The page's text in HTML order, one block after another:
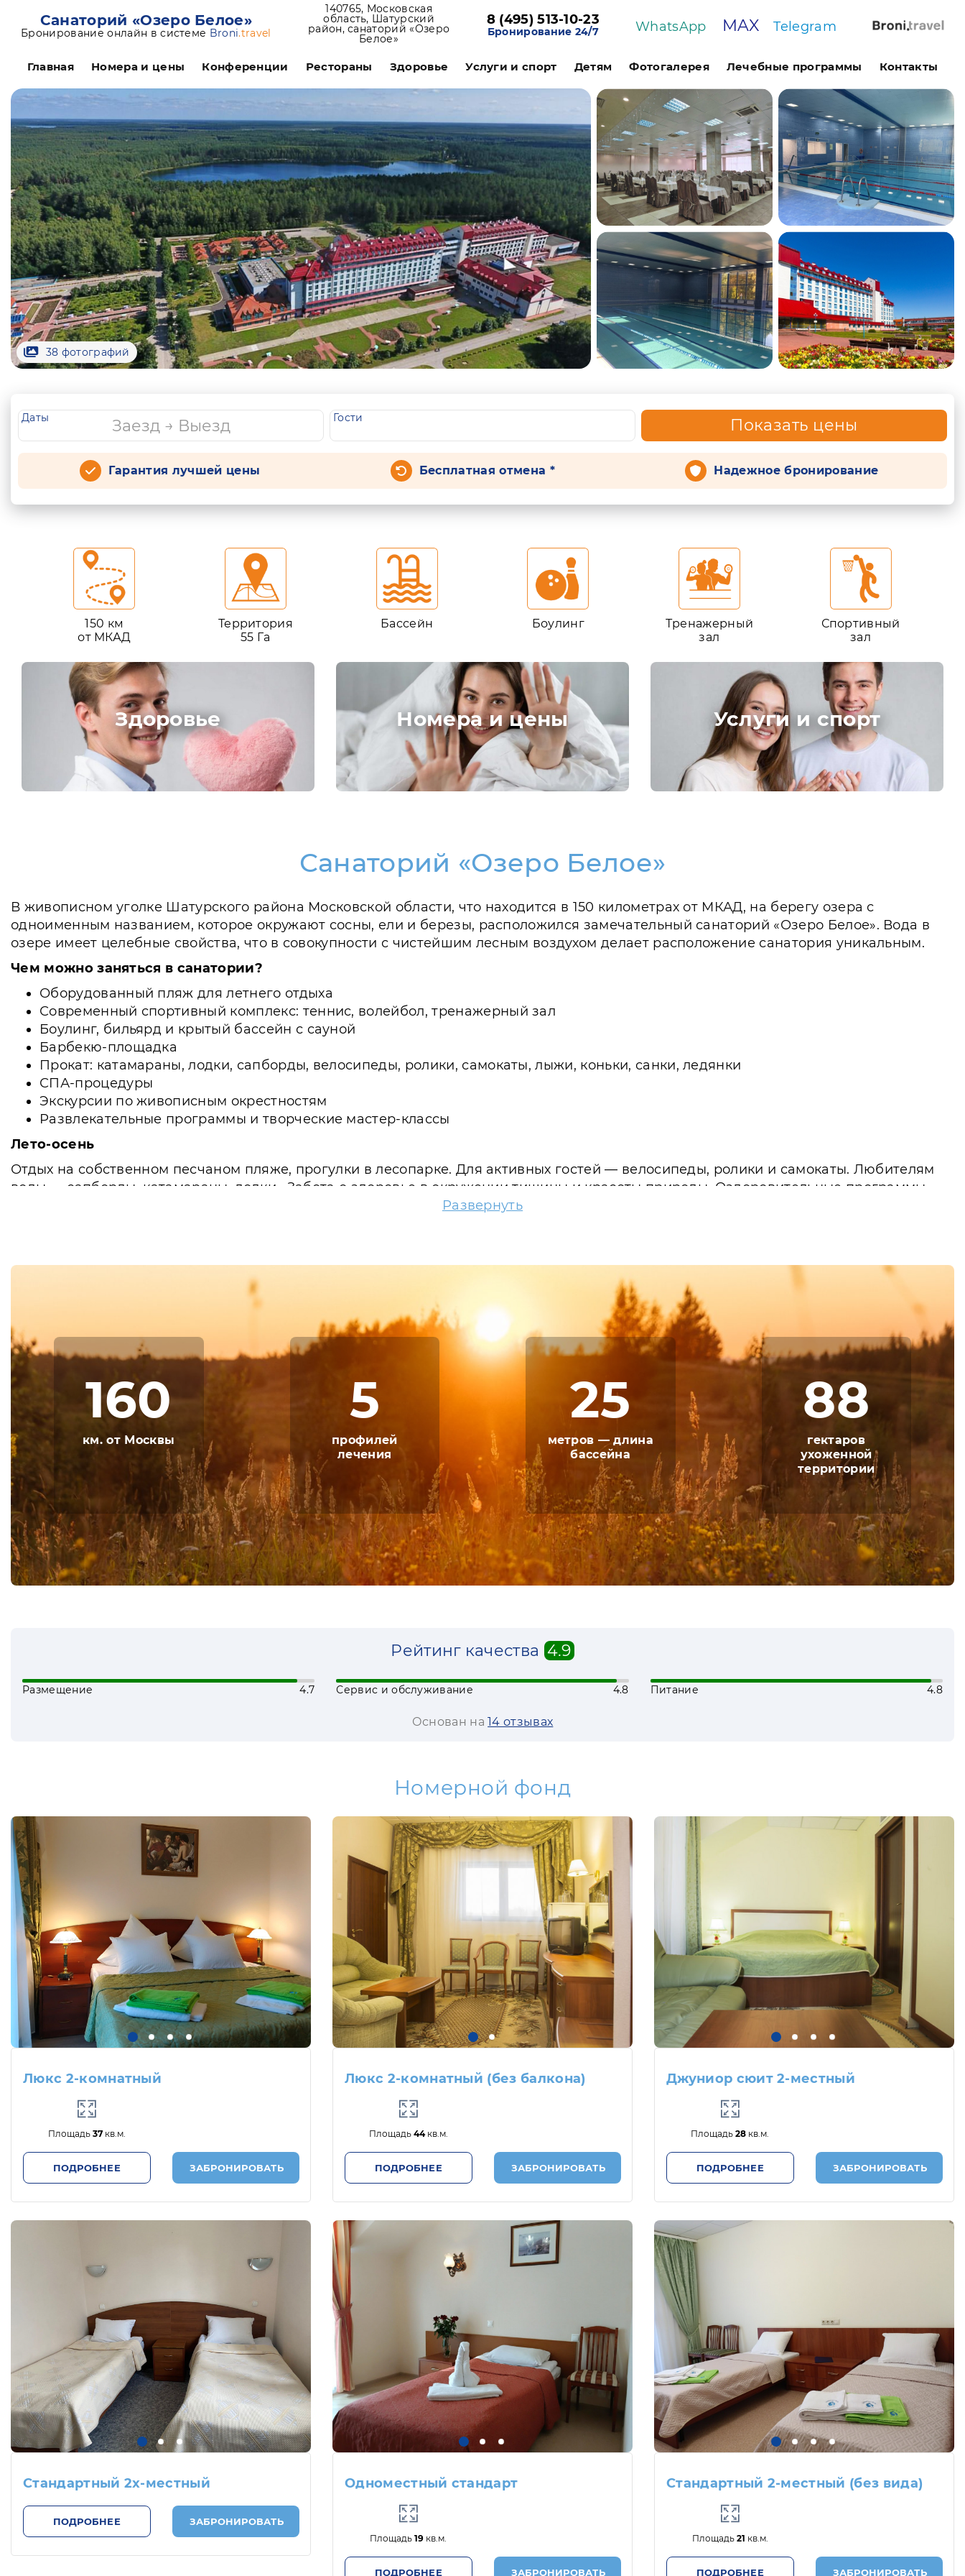
Санаторий «Озеро Белое»
Бронирование онлайн в системе Broni.travel
140765, Московская
область, Шатурский
район, санаторий «Озеро
Белое»
8 (495) 513-10-23
Бронирование 24/7 WhatsApp MAX Telegram
Главная Номера и цены Конференции Рестораны Здоровье Услуги и спорт Детям Фотогалерея Лечебные программы Контакты
38 фотографий
Даты Гости Показать цены
Гарантия лучшей цены Бесплатная отмена * Надежное бронирование
150 км
от МКАД
Территория
55 Га
Бассейн Боулинг
Тренажерный
зал
Спортивный
зал
Здоровье Номера и цены Услуги и спорт
Санаторий «Озеро Белое»
В живописном уголке Шатурского района Московской области, что находится в 150 километрах от МКАД, на берегу озера с
одноименным названием, которое окружают сосны, ели и березы, расположился замечательный санаторий «Озеро Белое». Вода в
озере имеет целебные свойства, что в совокупности с чистейшим лесным воздухом делает расположение санатория уникальным.
Чем можно заняться в санатории?
Оборудованный пляж для летнего отдыха
Современный спортивный комплекс: теннис, волейбол, тренажерный зал
Боулинг, бильярд и крытый бассейн с сауной
Барбекю-площадка
Прокат: катамараны, лодки, сапборды, велосипеды, ролики, самокаты, лыжи, коньки, санки, ледянки
СПА-процедуры
Экскурсии по живописным окрестностям
Развлекательные программы и творческие мастер-классы
Лето-осень
Отдых на собственном песчаном пляже, прогулки в лесопарке. Для активных гостей — велосипеды, ролики и самокаты. Любителям
воды — сапборды, катамараны, лодки . Забота о здоровье в окружении тишины и красоты природы. Оздоровительные программы
крытом бассейне. Лечебные процедуры, прогулки по лесу, лёгкие тренировки и активные занятия помогают зарядиться энергией и
Номерной фонд санатория включает номера различных категорий, таких как:
стандарт, джуниор сюит, люкс. Сопоставив
финансовые возможности, требования к условиям проживания и вместимость, гости санатория без труда смогут определиться с
выбором оптимального варианта номера.
К вопросу питания отдыхающих в санатории подошли с особым вниманием. Все блюда из меню, которое может быть как заказным,
так и назначенным врачом-диетологом, готовятся исключительно из качественных и экологически чистых продуктов. Приятной
особенностью является то, что правильное и сбалансированное трёхразовое питание включено в стоимость путевки. Питаться
отдыхающие могут в столовой.
В медицинском центре санатория предусмотрены различные лечебные программы, в том числе и для детей, которые направлены на
профилактику и борьбу с хроническими недугами различных систем организма. Перед посещением лечебных кабинетов
отдыхающие смогут пройти функциональную диагностику с использованием современного диагностического оборудования, пройти
осмотр и получить консультацию у опытных специалистов, которые подберут курс лечения и лечебную программу. А закрепить
эффект от процедур поможет климатолечение, ведь санаторий расположен в экологически чистом районе.
Для интересного и активного времяпрепровождения гостей санатория на его территории предусмотрено множество отличных мест.
В бассейне можно отлично провести время с пользой для здоровья, сторонники активного отдыха могут посещать спортивный и
тренажерный залы, хорошим вариантом досуга будет игра в боулинг, бильярд и настольный теннис, которые снимают стресс и дарят
различного масштаба, таких как презентации, семинары, тренинги, конференции, а также банкеты и фуршеты. Для этого на
деловых встреч и переговоров, для наглядности предмета обсуждения, есть отличная возможность аренды проектора с экраном,
Для маленьких гостей санатория, которые довольно часто приезжают на отдых со своими родителями, также предусмотрены
Одним словом, отдых в санатории не оставит равнодушным ни одного гостя.
Развернуть
160
км. от Москвы
5
профилей
лечения
25
метров — длина
бассейна
88
гектаров
ухоженной
территории
Рейтинг качества 4.9
Размещение 4.7 Сервис и обслуживание 4.8 Питание 4.8
Основан на14 отзывах
Номерной фонд
Люкс 2-комнатный
Площадь 37кв.м.
ПОДРОБНЕЕ ЗАБРОНИРОВАТЬ
Люкс 2-комнатный (без балкона)
Площадь 44кв.м.
ПОДРОБНЕЕ ЗАБРОНИРОВАТЬ
Джуниор сюит 2-местный
Площадь28 кв.м.
ПОДРОБНЕЕ ЗАБРОНИРОВАТЬ
Стандартный 2х-местный
ПОДРОБНЕЕ ЗАБРОНИРОВАТЬ
Одноместный стандарт
Площадь19 кв.м.
ПОДРОБНЕЕ ЗАБРОНИРОВАТЬ
Стандартный 2-местный (без вида)
Площадь 21 кв.м.
ПОДРОБНЕЕ ЗАБРОНИРОВАТЬ